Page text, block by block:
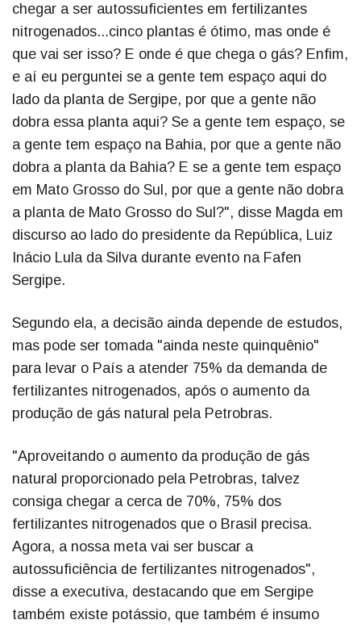
chegar a ser autossuficientes em fertilizantes
nitrogenados...cinco plantas é ótimo, mas onde é
que vai ser isso? E onde é que chega o gás? Enfim,
e aí eu perguntei se a gente tem espaço aqui do
lado da planta de Sergipe, por que a gente não
dobra essa planta aqui? Se a gente tem espaço, se
a gente tem espaço na Bahia, por que a gente não
dobra a planta da Bahia? E se a gente tem espaço
em Mato Grosso do Sul, por que a gente não dobra
a planta de Mato Grosso do Sul?", disse Magda em
discurso ao lado do presidente da República, Luiz
Inácio Lula da Silva durante evento na Fafen
Sergipe.
Segundo ela, a decisão ainda depende de estudos,
mas pode ser tomada "ainda neste quinquênio"
para levar o País a atender 75% da demanda de
fertilizantes nitrogenados, após o aumento da
produção de gás natural pela Petrobras.
"Aproveitando o aumento da produção de gás
natural proporcionado pela Petrobras, talvez
consiga chegar a cerca de 70%, 75% dos
fertilizantes nitrogenados que o Brasil precisa.
Agora, a nossa meta vai ser buscar a
autossuficiência de fertilizantes nitrogenados",
disse a executiva, destacando que em Sergipe
também existe potássio, que também é insumo